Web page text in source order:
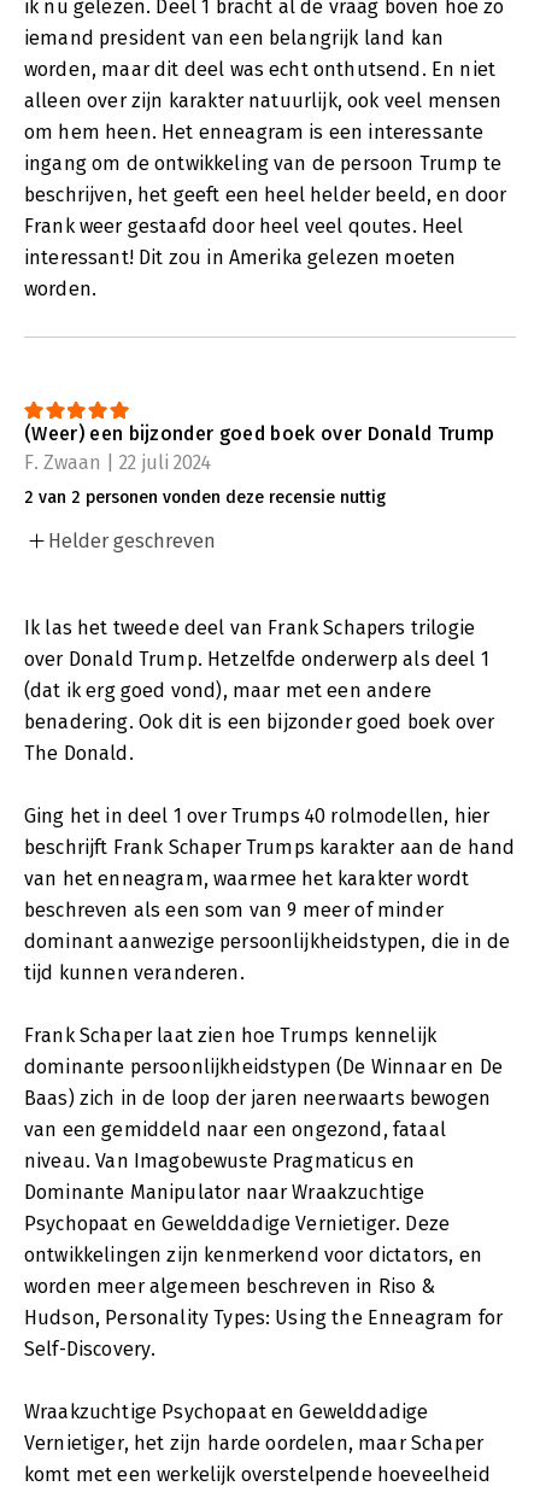
ik nu gelezen. Deel 1 bracht al de vraag boven hoe zo
iemand president van een belangrijk land kan
worden, maar dit deel was echt onthutsend. En niet
alleen over zijn karakter natuurlijk, ook veel mensen
om hem heen. Het enneagram is een interessante
ingang om de ontwikkeling van de persoon Trump te
beschrijven, het geeft een heel helder beeld, en door
Frank weer gestaafd door heel veel qoutes. Heel
interessant! Dit zou in Amerika gelezen moeten
worden.
(Weer) een bijzonder goed boek over Donald Trump
F. Zwaan | 22 juli 2024
2 van 2 personen vonden deze recensie nuttig
Helder geschreven
Ik las het tweede deel van Frank Schapers trilogie
over Donald Trump. Hetzelfde onderwerp als deel 1
(dat ik erg goed vond), maar met een andere
benadering. Ook dit is een bijzonder goed boek over
The Donald.
Ging het in deel 1 over Trumps 40 rolmodellen, hier
beschrijft Frank Schaper Trumps karakter aan de hand
van het enneagram, waarmee het karakter wordt
beschreven als een som van 9 meer of minder
dominant aanwezige persoonlijkheidstypen, die in de
tijd kunnen veranderen.
Frank Schaper laat zien hoe Trumps kennelijk
dominante persoonlijkheidstypen (De Winnaar en De
Baas) zich in de loop der jaren neerwaarts bewogen
van een gemiddeld naar een ongezond, fataal
niveau. Van Imagobewuste Pragmaticus en
Dominante Manipulator naar Wraakzuchtige
Psychopaat en Gewelddadige Vernietiger. Deze
ontwikkelingen zijn kenmerkend voor dictators, en
worden meer algemeen beschreven in Riso &
Hudson, Personality Types: Using the Enneagram for
Self-Discovery.
Wraakzuchtige Psychopaat en Gewelddadige
Vernietiger, het zijn harde oordelen, maar Schaper
komt met een werkelijk overstelpende hoeveelheid